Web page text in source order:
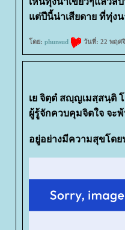
ต่ปีนี้น่าเสียดาย ที่ทุ่งน
ดย: phunsud วันที่: 22 พฤศ
เย จิตฺตํ สญฺญเมสฺสนฺติ
ผู้รู้จักควบคุมจิตใจ จะ
อยู่อย่างมีความสุขโดย